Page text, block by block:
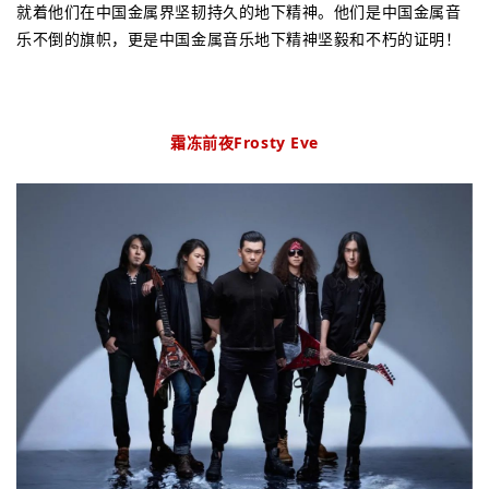
就着他们在中国金属界坚韧持久的地下精神。他们是中国金属音
乐不倒的旗帜，更是中国金属音乐地下精神坚毅和不朽的证明！
霜冻前夜Frosty Eve